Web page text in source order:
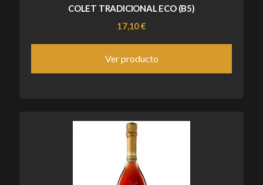
COLET TRADICIONAL ECO (B5)
17,10 €
Ver producto